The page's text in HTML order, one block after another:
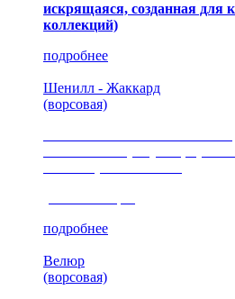
искрящаяся, созданная для
коллекций)
подробнее
Шенилл - Жаккард
(ворсовая)
подробнее
Велюр
(ворсовая)